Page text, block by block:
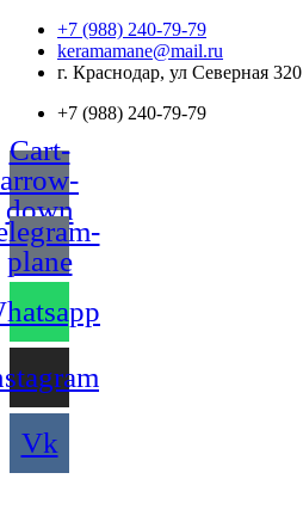
Перейти
содержимому
+7 (988) 240-79-79
keramamane@mail.ru
г. Краснодар, ул Северная 320
+7 (988) 240-79-79
Cart-
arrow-
down
plane
Vk